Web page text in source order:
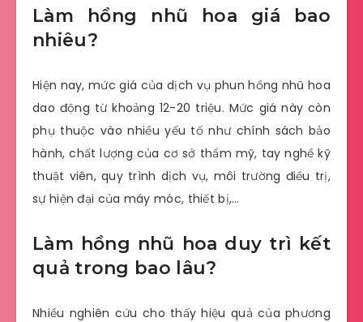
Làm hồng nhũ hoa giá bao
nhiêu?
Hiện nay, mức giá của dịch vụ phun hồng nhũ hoa
dao động từ khoảng 12-20 triệu. Mức giá này còn
phụ thuộc vào nhiều yếu tố như chính sách bảo
hành, chất lượng của cơ sở thẩm mỹ, tay nghề kỹ
thuật viên, quy trình dịch vụ, môi trường điều trị,
sự hiện đại của máy móc, thiết bị,…
Làm hồng nhũ hoa duy trì kết
quả trong bao lâu?
Nhiều nghiên cứu cho thấy hiệu quả của phương